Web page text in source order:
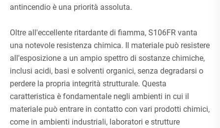
antincendio è una priorità assoluta.
Oltre all'eccellente ritardante di fiamma, S106FR vanta
una notevole resistenza chimica. Il materiale può resistere
all'esposizione a un ampio spettro di sostanze chimiche,
inclusi acidi, basi e solventi organici, senza degradarsi o
perdere la propria integrità strutturale. Questa
caratteristica è fondamentale negli ambienti in cui il
materiale può entrare in contatto con vari prodotti chimici,
come in ambienti industriali, laboratori e strutture